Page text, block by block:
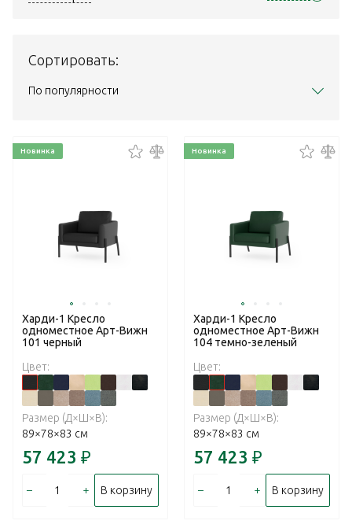
Сортировать:
По популярности
Новинка
Харди-1 Кресло
одноместное Арт-Вижн
101 черный
Цвет:
Размер (Д×Ш×В):
89×78×83 см
57 423 ₽
– + В корзину
Новинка
Харди-1 Кресло
одноместное Арт-Вижн
104 темно-зеленый
Цвет:
Размер (Д×Ш×В):
89×78×83 см
57 423 ₽
– + В корзину